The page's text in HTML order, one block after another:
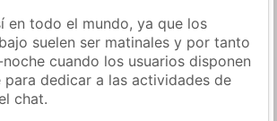
en todo el mundo, ya que los
suelen ser matinales y por tanto
cuando los usuarios disponen
dedicar a las actividades de
chat.